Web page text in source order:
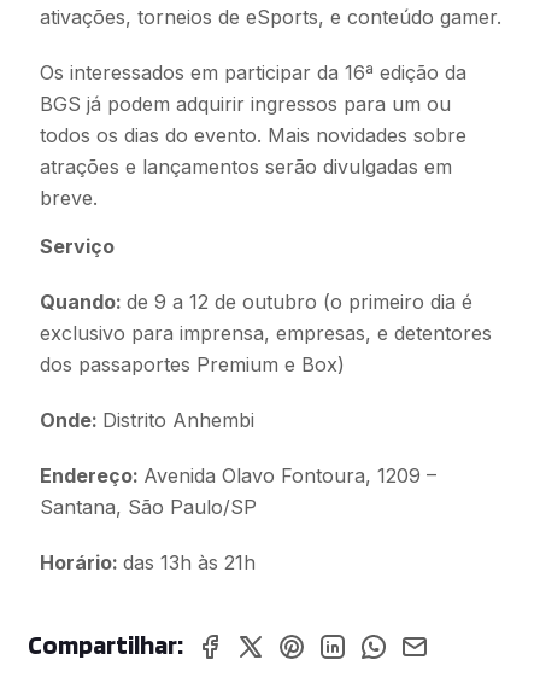
ativações, torneios de eSports, e conteúdo gamer.
Os interessados em participar da 16ª edição da
BGS já podem adquirir ingressos para um ou
todos os dias do evento. Mais novidades sobre
atrações e lançamentos serão divulgadas em
breve.
Serviço
Quando: de 9 a 12 de outubro (o primeiro dia é
exclusivo para imprensa, empresas, e detentores
dos passaportes Premium e Box)
Onde: Distrito Anhembi
Endereço: Avenida Olavo Fontoura, 1209 –
Santana, São Paulo/SP
Horário: das 13h às 21h
Compartilhar: